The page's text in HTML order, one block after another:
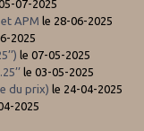
07-2025
APM le 28-06-2025
2025
le 07-05-2025
le 03-05-2025
du prix) le 24-04-2025
2025